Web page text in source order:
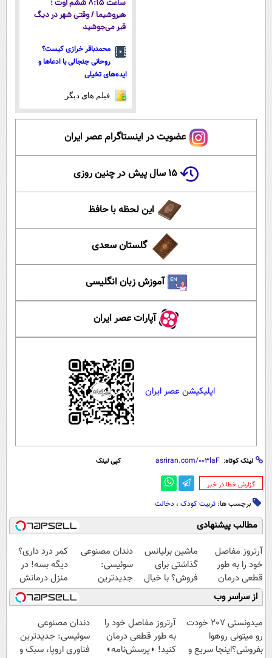
ساعت ۸:۱۵ ششم اوت ؛
هیروشیما / وقتی شهر در دیگ
قیر می‌جوشید
محمدباقر خرازی کیست؟
روحانی جنجالی با ادعاها و
ایده‌های تخیلی
فیلم های دیگر
عضویت در اینستاگرام عصر ایران
۱۵ سال پیش در چنین روزی
این لحظه با حافظ
گلستان سعدی
آموزش زبان انگلیسی
آپارات عصر ایران
اپلیکیشن عصر ایران
لینک کوتاه: کپی لینک
‌گزارش خطا در خبر
برچسب ها: تربیت کودک ، دخالت
مطالب پیشنهادی
آرتروز مفاصل
خود را به طور
قطعی درمان
کنید!
◗پرسش‌نامه◖
ماشین برلیانس
گذاشتی برای
فروش؟ با خیال
راحت بفروش
دندان مصنوعی
سوئیسی:
جدیدترین
فناوری اروپا،
سبک و مقاوم |
پرداخت قسطی
کمر درد داری؟
دیگه بسه! در
منزل درمانش
کن
(◀پرسش‌نامه)
از سراسر وب
میدونستی 207 خودت
رو میتونی روهوا
بفروشی؟اینجا سریع و
آرتروز مفاصل خود را
به طور قطعی درمان
کنید! ◗پرسش‌نامه◖
دندان مصنوعی
سوئیسی: جدیدترین
فناوری اروپا، سبک و